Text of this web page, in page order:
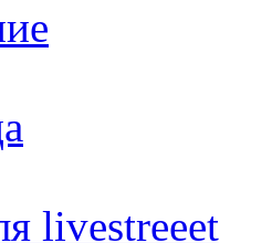
livestreeet